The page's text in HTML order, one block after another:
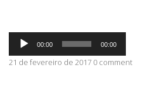
ABRANGÊNCIA
Tocador
áudio
00:00 00:00
21 de fevereiro de 2017 0 comment